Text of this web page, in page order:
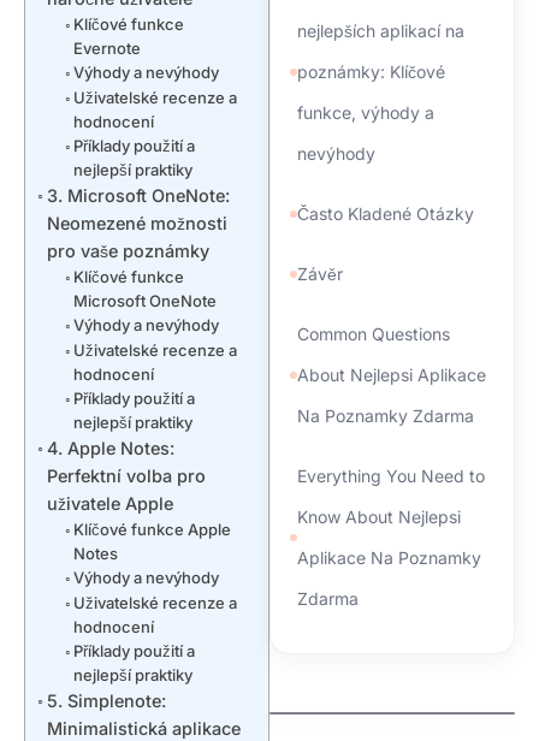
Klíčové funkce
Evernote
Výhody a nevýhody
Uživatelské recenze a
hodnocení
Příklady použití a
nejlepší praktiky
3. Microsoft OneNote:
Neomezené možnosti
pro vaše poznámky
Klíčové funkce
Microsoft OneNote
Výhody a nevýhody
Uživatelské recenze a
hodnocení
Příklady použití a
nejlepší praktiky
4. Apple Notes:
Perfektní volba pro
uživatele Apple
Klíčové funkce Apple
Notes
Výhody a nevýhody
Uživatelské recenze a
hodnocení
Příklady použití a
nejlepší praktiky
5. Simplenote:
Minimalistická aplikace
nejlepších aplikací na
poznámky: Klíčové
funkce, výhody a
nevýhody
Často Kladené Otázky
Závěr
Common Questions
About Nejlepsi Aplikace
Na Poznamky Zdarma
Everything You Need to
Know About Nejlepsi
Aplikace Na Poznamky
Zdarma